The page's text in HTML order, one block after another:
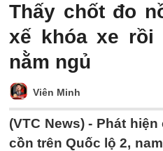
Thấy chốt đo
xế khóa xe rồi
nằm ngủ
Viên Minh
(VTC News) - Phát hiện
cồn trên Quốc lộ 2,